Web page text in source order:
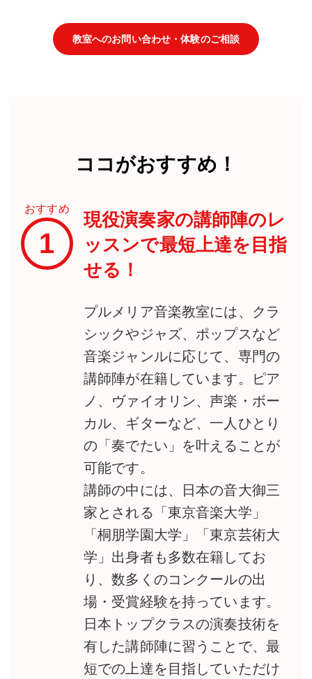
教室へのお問い合わせ・体験のご相談
ココがおすすめ！
おすすめ
1
現役演奏家の講師陣のレ
ッスンで最短上達を目指
せる！
プルメリア音楽教室には、クラ
シックやジャズ、ポップスなど
音楽ジャンルに応じて、専門の
講師陣が在籍しています。ピア
ノ、ヴァイオリン、声楽・ボー
カル、ギターなど、一人ひとり
の「奏でたい」を叶えることが
可能です。
講師の中には、日本の音大御三
家とされる「東京音楽大学」
「桐朋学園大学」「東京芸術大
学」出身者も多数在籍してお
り、数多くのコンクールの出
場・受賞経験を持っています。
日本トップクラスの演奏技術を
有した講師陣に習うことで、最
短での上達を目指していただけ